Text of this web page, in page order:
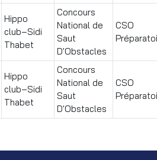
Hippo
club–Sidi
Thabet
Concours
National de
Saut
D'Obstacles
CSO
Hippo
club–Sidi
Thabet
Concours
National de
Saut
D'Obstacles
CSO